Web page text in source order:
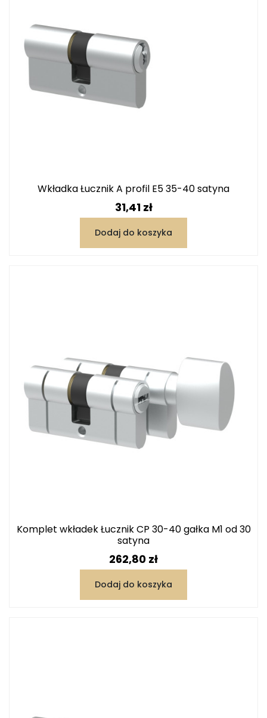
Wkładka Łucznik A profil E5 35-40 satyna
Cena
31,41 zł
Dodaj do koszyka
Komplet wkładek Łucznik CP 30-40 gałka M1 od 30
satyna
Cena
262,80 zł
Dodaj do koszyka